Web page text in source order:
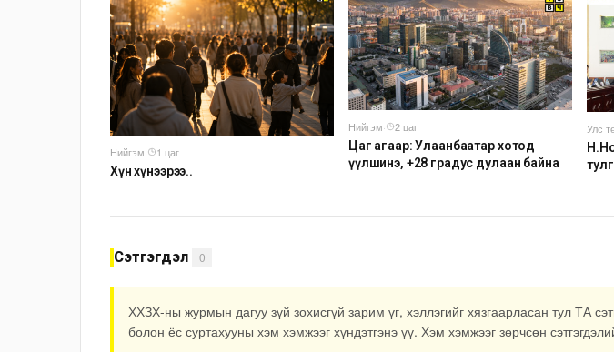
Нийгэм·
1 цаг
Хүн хүнээрээ..
Нийгэм·
2 цаг
Цаг агаар: Улаанбаатар хотод
үүлшинэ, +28 градус дулаан байна
Улс
Сэтгэгдэл 0
ХХЗХ-ны журмын дагуу зүй зохисгүй зарим үг, хэллэгийг хязгаарласан тул ТА
болон ёс суртахууны хэм хэмжээг хүндэтгэнэ үү. Хэм хэмжээг зөрчсөн